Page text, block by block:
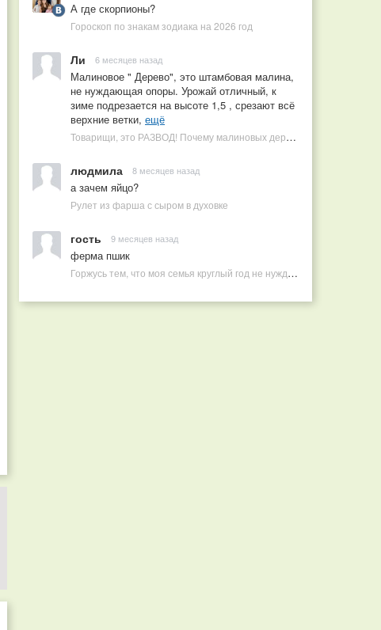
А где скорпионы?
Гороскоп по знакам зодиака на 2026 год
Ли 6 месяцев назад
Малиновое " Дерево", это штамбовая малина,
не нуждающая опоры. Урожай отличный, к
зиме подрезается на высоте 1,5 , срезают всё
верхние ветки, ещё
Товарищи, это РАЗВОД! Почему малиновых деревьев не бывает, или Как ушлые продавцы наживаются на мечтах садоводов
людмила 8 месяцев назад
а зачем яйцо?
Рулет из фарша с сыром в духовке
гость 9 месяцев назад
ферма пшик
Горжусь тем, что моя семья круглый год не нуждается в покупных витаминах